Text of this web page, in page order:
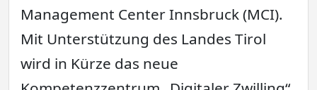
Management Center Innsbruck (MCI).
Mit Unterstützung des Landes Tirol
wird in Kürze das neue